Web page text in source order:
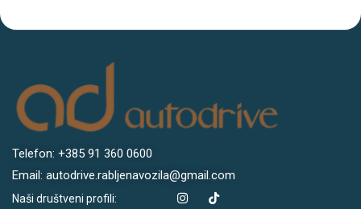
Telefon: +385 91 360 0600
Email: autodrive.rabljenavozila@gmail.com
Naši društveni profili: